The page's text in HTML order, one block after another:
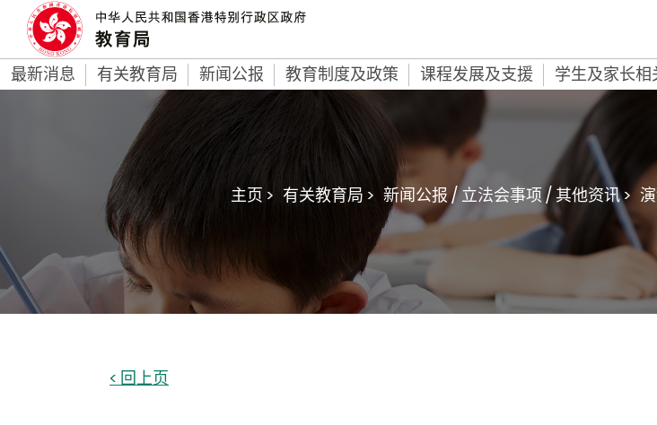
最新消息 有关教育局 新闻公报 教育制度及政策 课程发展及支援 学生及家长相
主页 > 有关教育局 > 新闻公报 / 立法会事项 / 其他资讯 >
< 回上页